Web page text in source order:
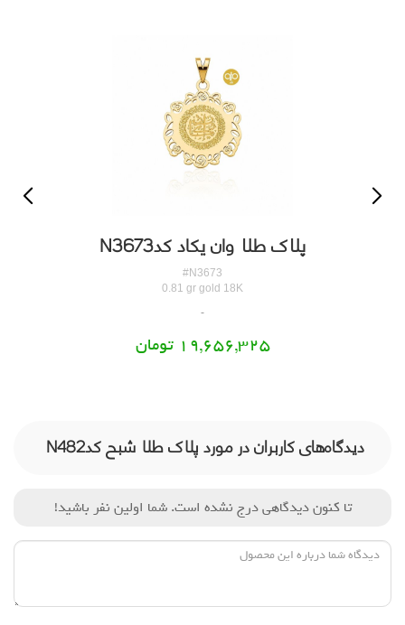
پلاک طلا وان یکاد کدN3673
#N3673
0.81 gr gold 18K
19,656,325 تومان
دیدگاه‌های کاربران در مورد پلاک طلا شبح کدN482
تا کنون دیدگاهی درج نشده است. شما اولین نفر باشید!